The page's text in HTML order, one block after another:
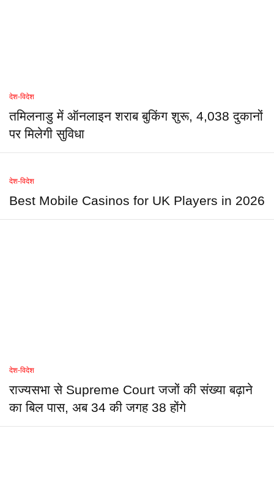
देश-विदेश
तमिलनाडु में ऑनलाइन शराब बुकिंग शुरू, 4,038 दुकानों
पर मिलेगी सुविधा
देश-विदेश
Best Mobile Casinos for UK Players in 2026
देश-विदेश
राज्यसभा से Supreme Court जजों की संख्या बढ़ाने
का बिल पास, अब 34 की जगह 38 होंगे